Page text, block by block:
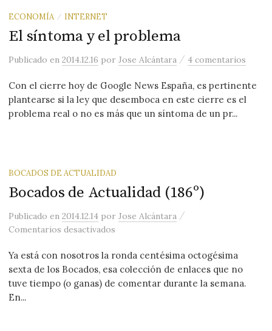
ECONOMÍA / INTERNET
El síntoma y el problema
Publicadoen2014.12.16 porJose Alcántara /4 comentarios
Con el cierre hoy de Google News España, es pertinente
plantearse si la ley que desemboca en este cierre es el
problema real o no es más que un síntoma de un pr...
BOCADOS DE ACTUALIDAD
Bocados de Actualidad (186º)
Publicadoen2014.12.14 porJose Alcántara /
Comentarios desactivados
Ya está con nosotros la ronda centésima octogésima
sexta de los Bocados, esa colección de enlaces que no
tuve tiempo (o ganas) de comentar durante la semana.
En...